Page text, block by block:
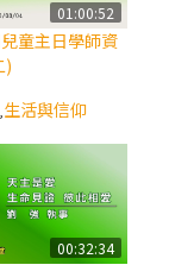
為什麼降生到
太陽與生態音
方濟各（中）
太陽與生態音
方濟各（下）
01:00:52
童主日學師資
)
生活與信仰
00:32:34